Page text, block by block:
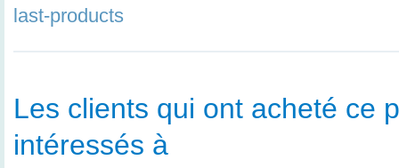
last-products
Les clients qui ont acheté ce
intéressés à